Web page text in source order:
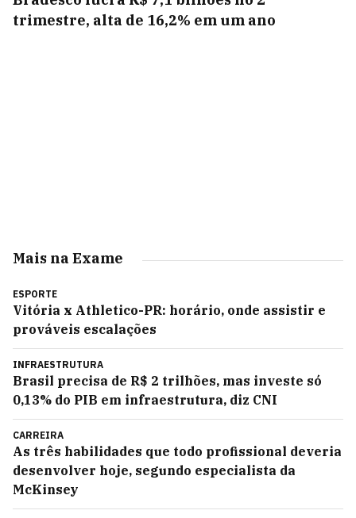
trimestre, alta de 16,2% em um ano
Mais na Exame
ESPORTE
Vitória x Athletico-PR: horário, onde assistir e
prováveis escalações
INFRAESTRUTURA
Brasil precisa de R$ 2 trilhões, mas investe só
0,13% do PIB em infraestrutura, diz CNI
CARREIRA
As três habilidades que todo profissional deveria
desenvolver hoje, segundo especialista da
McKinsey